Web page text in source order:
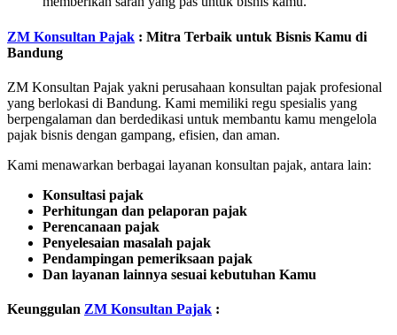
ZM Konsultan Pajak : Mitra Terbaik untuk Bisnis Kamu di
Bandung
ZM Konsultan Pajak yakni perusahaan konsultan pajak profesional
yang berlokasi di Bandung. Kami memiliki regu spesialis yang
berpengalaman dan berdedikasi untuk membantu kamu mengelola
pajak bisnis dengan gampang, efisien, dan aman.
Kami menawarkan berbagai layanan konsultan pajak, antara lain:
Konsultasi pajak
Perhitungan dan pelaporan pajak
Perencanaan pajak
Penyelesaian masalah pajak
Pendampingan pemeriksaan pajak
Dan layanan lainnya sesuai kebutuhan Kamu
Keunggulan ZM Konsultan Pajak :